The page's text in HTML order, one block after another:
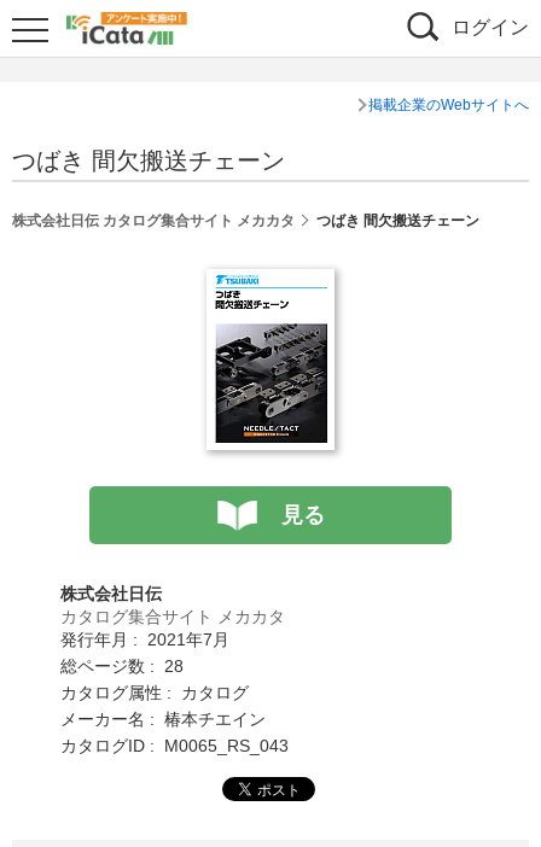
ログイン
掲載企業のWebサイトへ
つばき 間欠搬送チェーン
株式会社日伝 カタログ集合サイト メカカタ つばき 間欠搬送チェーン
見る
株式会社日伝
カタログ集合サイト メカカタ
発行年月 : 2021年7月
総ページ数 : 28
カタログ属性 : カタログ
メーカー名 : 椿本チエイン
カタログID : M0065_RS_043